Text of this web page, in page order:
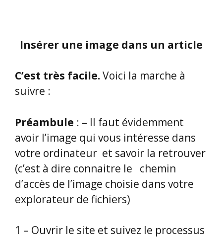
Insérer une image dans un article
C’est très facile.Voici la marche à
suivre :
Préambule : – Il faut évidemment
avoir l’image qui vous intéresse dans
votre ordinateur et savoir la retrouver
(c’est à dire connaitre le chemin
d’accès de l’image choisie dans votre
explorateur de fichiers)
1 – Ouvrir le site et suivez le processus